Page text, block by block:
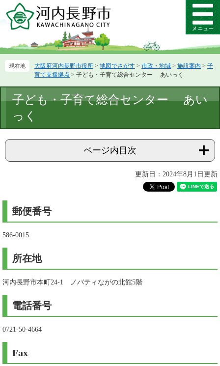
ー
先
ニ
を
て
メ
ニ
ー
大阪府河内長野市役所 > 地図でさがす > 市政・地域 > 施設案内 > 子
育て支援拠点 > 子ども・子育て総合センター あいっく
文
子ども・子育て総合センター あい
っく
ページ内目次
更新日：2024年8月1日更新
郵便番号
586-0015
所在地
河内長野市本町24-1 ノバティながの北館5階
電話番号
0721-50-4664
Fax